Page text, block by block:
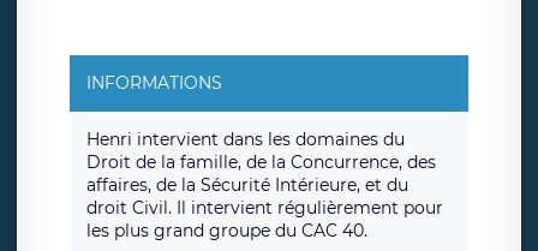
INFORMATIONS
Henri intervient dans les domaines du
Droit de la famille, de la Concurrence, des
affaires, de la Sécurité Intérieure, et du
droit Civil. Il intervient régulièrement pour
les plus grand groupe du CAC 40.